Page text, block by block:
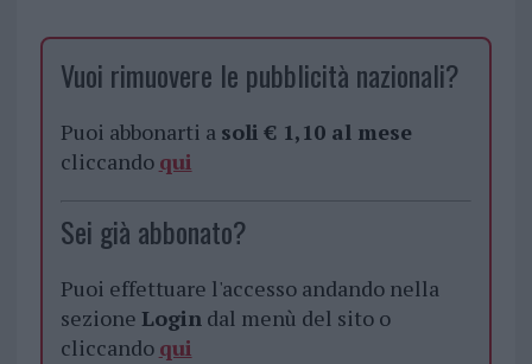
Vuoi rimuovere le pubblicità nazionali?
Puoi abbonarti a soli € 1,10 al mese
cliccando qui
Sei già abbonato?
Puoi effettuare l'accesso andando nella
sezione Logindal menù del sito o
cliccando qui